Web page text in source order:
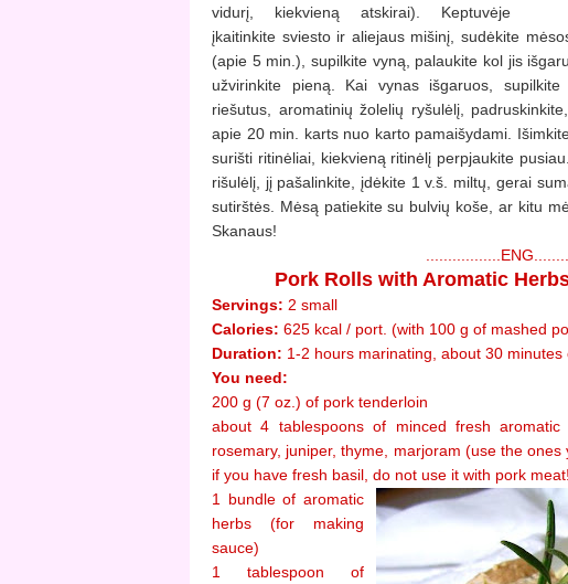
vidurį, kiekvieną atskirai). Keptuvėje
įkaitinkite sviesto ir aliejaus mišinį, sudėkite
(apie 5 min.), supilkite vyną, palaukite kol jis
užvirinkite pieną. Kai vynas išgaruos,
riešutus, aromatinių žolelių ryšulėlį,
apie 20 min. karts nuo karto pamaišydami.
surišti ritinėliai, kiekvieną ritinėlį perpjaukite
rišulėlį, jį pašalinkite, įdėkite 1 v.š. miltų, gerai
sutirštės. Mėsą patiekite su bulvių koše, ar kitu
Skanaus!
Pork Rolls with Aromatic
Servings: 2 small
Calories: 625 kcal / port. (with 100 g of mashed
Duration: 1-2 hours marinating, about 30 minutes
You need:
200 g (7 oz.) of pork tenderloin
about 4 tablespoons of minced fresh aromatic
rosemary, juniper, thyme, marjoram (use the ones
if you have fresh basil, do not use it with pork meat!
1 bundle of aromatic
herbs (for making
sauce)
1 tablespoon of